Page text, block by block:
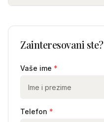
Zainteresovani ste?
Vaše ime *
Telefon *